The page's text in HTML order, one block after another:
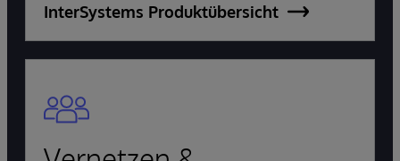
InterSystems Produktübersicht